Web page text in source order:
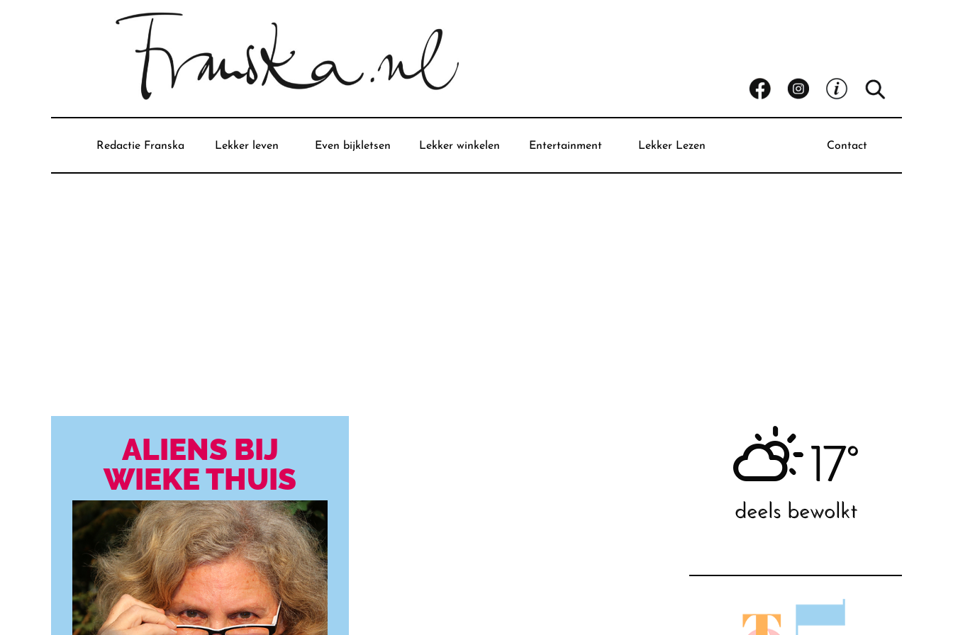
Redactie Franska Lekker leven Even bijkletsen Lekker winkelen Entertainment Lekker Lezen Contact
ALIENS BIJ
WIEKE THUIS
17°
deels bewolkt